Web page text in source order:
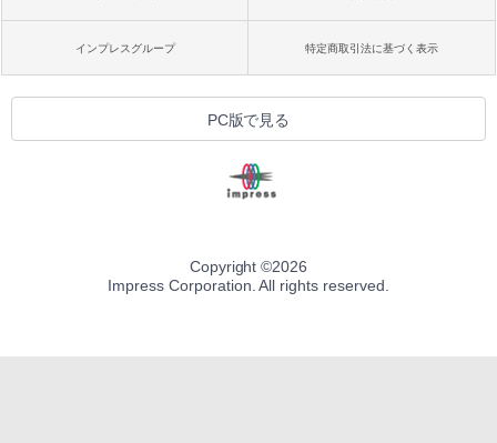
インプレスグループ 特定商取引法に基づく表示
PC版で見る
Copyright ©2026
Impress Corporation. All rights reserved.